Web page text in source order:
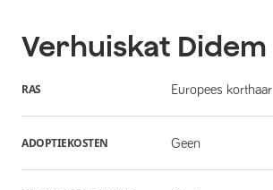
Verhuiskat Didem
RAS Europees korthaar
ADOPTIEKOSTEN Geen